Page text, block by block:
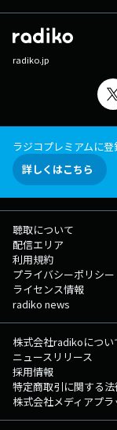
radiko.jp
ラジコプレミアムに
詳しくはこちら
聴取について
配信エリア
利用規約
プライバシーポリシー
ライセンス情報
radiko news
株式会社radikoについ
ニュースリリース
採用情報
特定商取引に関する
株式会社メディアプ